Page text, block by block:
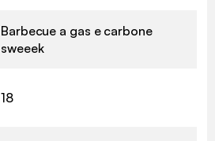
Barbecue a gas e carbone
sweeek
18